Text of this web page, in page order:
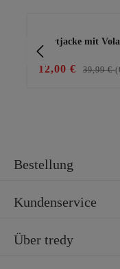
Shirtjacke mit
12,00 € 39,99 €
Bestellung
Kundenservice
Über tredy